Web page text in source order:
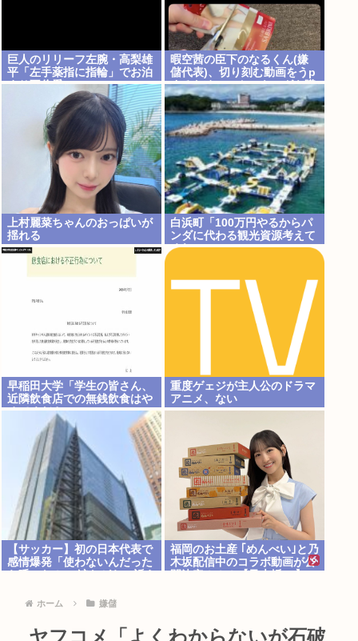
巨人のリリーフ左腕・高梨雄
平「左手薬指に指輪」でお泊
まり不倫愛
暇空茜の臣下のなるくん(嫌
儲代表)、切り刻む動画をうp
するためにストッキングを購
入、ハサミを入れて感触を楽
しむ
上村麗菜ちゃんのおっぱいが
揺れる
白浜町「100万円やるからパ
ンダに代わる観光資源考えて
くれ 」
早稲田大学「学生の皆さん、
近隣飲食店での無銭飲食はや
めてください」
重度ゲェジが主人公のドラマ
アニメ、ない
【サッカー】初の日本代表で
感情爆発「使わないんだった
トライカーの意地
福岡のお土産 ｢めんべい｣と乃
木坂配信中のコラボ動画が公
ホーム 嫌儲
ヤフコメ「よくわからないが石破